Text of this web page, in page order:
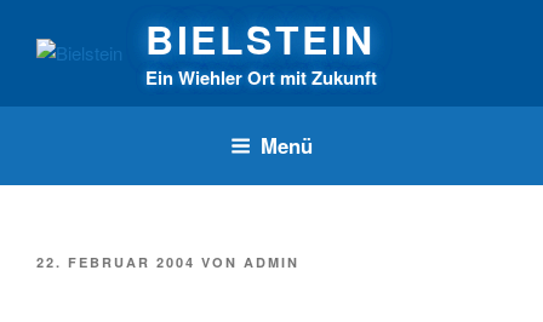
Inhalt
BIELSTEIN
Ein Wiehler Ort mit Zukunft
Menü
VERÖFFENTLICHT
22. FEBRUAR 2004 VON ADMIN